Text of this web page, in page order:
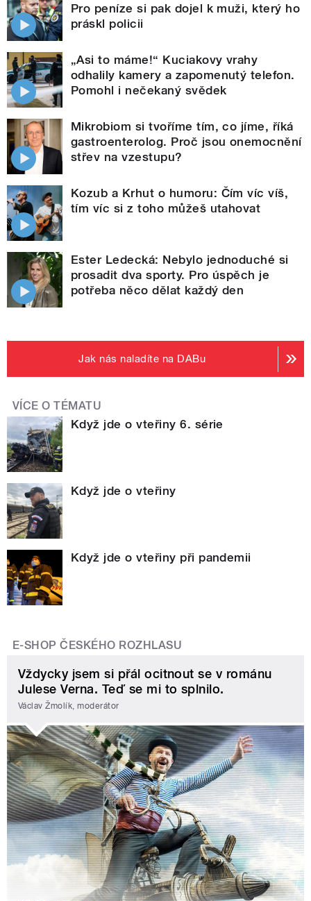
Pro peníze si pak dojel k muži, který ho
práskl policii
„Asi to máme!“ Kuciakovy vrahy
odhalily kamery a zapomenutý telefon.
Pomohl i nečekaný svědek
Mikrobiom si tvoříme tím, co jíme, říká
gastroenterolog. Proč jsou onemocnění
střev na vzestupu?
Kozub a Krhut o humoru: Čím víc víš,
tím víc si z toho můžeš utahovat
Ester Ledecká: Nebylo jednoduché si
prosadit dva sporty. Pro úspěch je
potřeba něco dělat každý den
Jak nás naladíte na DABu
VÍCE O TÉMATU
Když jde o vteřiny 6. série
Když jde o vteřiny
Když jde o vteřiny při pandemii
E-SHOP ČESKÉHO ROZHLASU
Vždycky jsem si přál ocitnout se v románu
Julese Verna. Teď se mi to splnilo.
Václav Žmolík, moderátor